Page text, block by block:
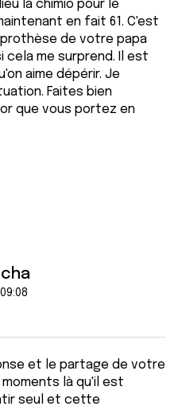
la chimio pour le
en fait 61. C'est
prothèse de votre papa
cela me surprend. Il est
aime dépérir. Je
Faites bien
que vous portez en
et le partage de votre
là qu'il est
seul et cette